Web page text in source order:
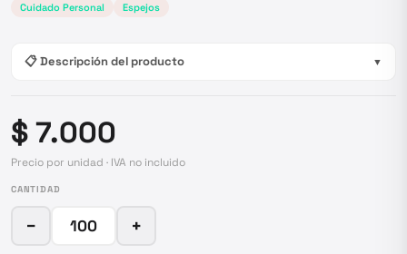
Cuidado Personal Espejos
📋 Descripción del producto ▼
$ 7.000
Precio por unidad · IVA no incluido
CANTIDAD
− +